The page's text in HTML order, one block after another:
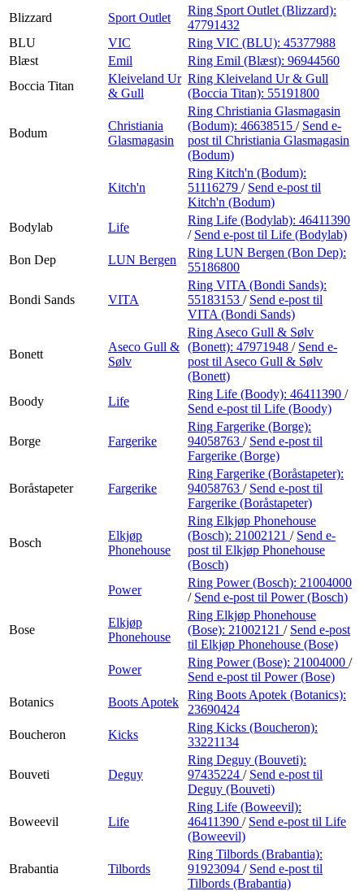
Blizzard
Sport Outlet
Ring Sport Outlet (Blizzard):
47791432
BLU
VIC Ring VIC (BLU): 45377988
Blæst
Emil Ring Emil (Blæst): 96944560
Boccia Titan
Kleiveland Ur
& Gull
Ring Kleiveland Ur & Gull
(Boccia Titan): 55191800
Bodum
Christiania
Glasmagasin
Ring Christiania Glasmagasin
(Bodum): 46638515 / Send e-
post til Christiania Glasmagasin
(Bodum)
Kitch'n
Ring Kitch'n (Bodum):
51116279 / Send e-post til
Kitch'n (Bodum)
Bodylab
Life
Ring Life (Bodylab): 46411390
/ Send e-post til Life (Bodylab)
Bon Dep
LUN Bergen
Ring LUN Bergen (Bon Dep):
55186800
Bondi Sands VITA
Ring VITA (Bondi Sands):
55183153 / Send e-post til
VITA (Bondi Sands)
Bonett
Aseco Gull &
Sølv
Ring Aseco Gull & Sølv
(Bonett): 47971948 / Send e-
post til Aseco Gull & Sølv
(Bonett)
Boody
Life
Ring Life (Boody): 46411390 /
Send e-post til Life (Boody)
Borge Fargerike
Ring Fargerike (Borge):
94058763 / Send e-post til
Fargerike (Borge)
Boråstapeter Fargerike
Ring Fargerike (Boråstapeter):
94058763 / Send e-post til
Fargerike (Boråstapeter)
Bosch
Elkjøp
Phonehouse
Ring Elkjøp Phonehouse
(Bosch): 21002121 / Send e-
post til Elkjøp Phonehouse
(Bosch)
Power
Ring Power (Bosch): 21004000
/ Send e-post til Power (Bosch)
Bose
Elkjøp
Phonehouse
Ring Elkjøp Phonehouse
(Bose): 21002121 / Send e-post
til Elkjøp Phonehouse (Bose)
Power
Ring Power (Bose): 21004000 /
Send e-post til Power (Bose)
Botanics
Boots Apotek
Ring Boots Apotek (Botanics):
23690424
Boucheron
Kicks
Ring Kicks (Boucheron):
33221134
Bouveti Deguy
Ring Deguy (Bouveti):
97435224 / Send e-post til
Deguy (Bouveti)
Boweevil Life
Ring Life (Boweevil):
46411390 / Send e-post til Life
(Boweevil)
Brabantia Tilbords
Ring Tilbords (Brabantia):
91923094 / Send e-post til
Tilbords (Brabantia)